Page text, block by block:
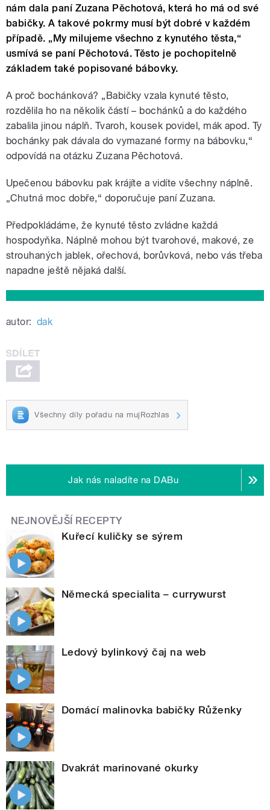
nám dala paní Zuzana Pěchotová, která ho má od své
babičky. A takové pokrmy musí být dobré v každém
případě. „My milujeme všechno z kynutého těsta,“
usmívá se paní Pěchotová. Těsto je pochopitelně
základem také popisované bábovky.
A proč bochánková? „Babičky vzala kynuté těsto,
rozdělila ho na několik částí – bochánků a do každého
zabalila jinou náplň. Tvaroh, kousek povidel, mák apod. Ty
bochánky pak dávala do vymazané formy na bábovku,“
odpovídá na otázku Zuzana Pěchotová.
Upečenou bábovku pak krájíte a vidíte všechny náplně.
„Chutná moc dobře,“ doporučuje paní Zuzana.
Předpokládáme, že kynuté těsto zvládne každá
hospodyňka. Náplně mohou být tvarohové, makové, ze
strouhaných jablek, ořechová, borůvková, nebo vás třeba
napadne ještě nějaká další.
autor: dak
Všechny díly pořadu na mujRozhlas
Jak nás naladíte na DABu
NEJNOVĚJŠÍ RECEPTY
Kuřecí kuličky se sýrem
Německá specialita – currywurst
Ledový bylinkový čaj na web
Domácí malinovka babičky Růženky
Dvakrát marinované okurky